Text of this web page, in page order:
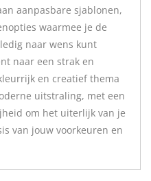
aanpasbare sjablonen,
waarmee je de
naar wens kunt
naar een strak en
en creatief thema
uitstraling, met een
om het uiterlijk van je
van jouw voorkeuren en